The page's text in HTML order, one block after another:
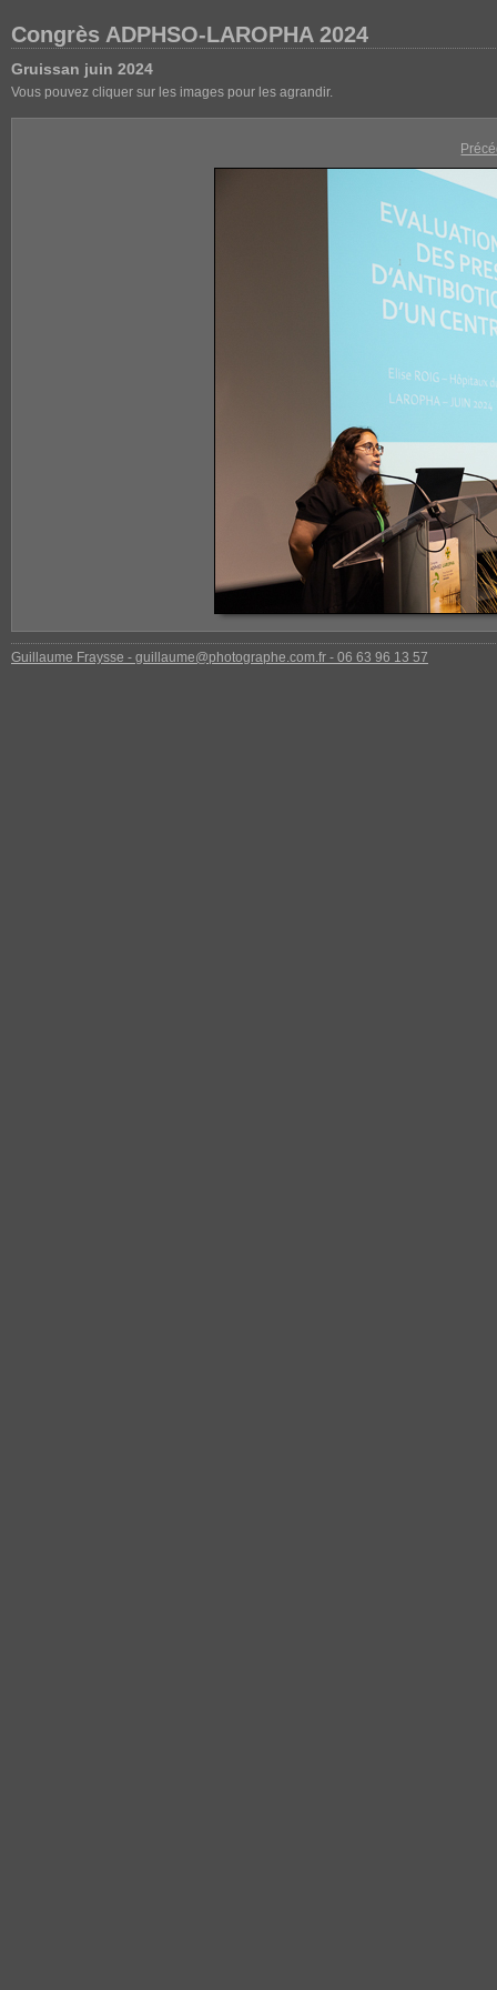
Congrès ADPHSO-LAROPHA 2024
Gruissan juin 2024
Vous pouvez cliquer sur les images pour les agrandir.
Guillaume Fraysse - guillaume@photographe.com.fr - 06 63 96 13 57